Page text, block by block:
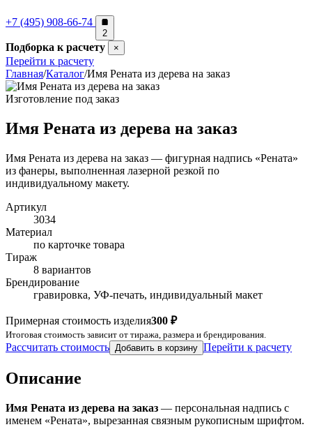
+7 (495) 908-66-74
2
Подборка к расчету ×
Перейти к расчету
Главная/Каталог/Имя Рената из дерева на заказ
Изготовление под заказ
Имя Рената из дерева на заказ
Имя Рената из дерева на заказ — фигурная надпись «Рената»
из фанеры, выполненная лазерной резкой по
индивидуальному макету.
Артикул
3034
Материал
по карточке товара
Тираж
8 вариантов
Брендирование
гравировка, УФ-печать, индивидуальный макет
Примерная стоимость изделия300 ₽
Итоговая стоимость зависит от тиража, размера и брендирования.
Рассчитать стоимость Добавить в корзину Перейти к расчету
Описание
Имя Рената из дерева на заказ — персональная надпись с
именем «Рената», вырезанная связным рукописным шрифтом.